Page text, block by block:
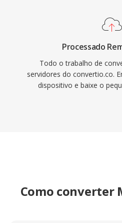
Processado
Todo o trabalho de
servidores do convertio.co.
dispositivo e baixe o
Como converter